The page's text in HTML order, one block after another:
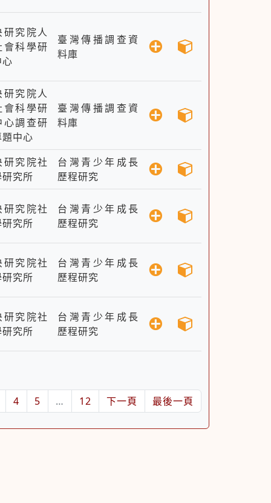
研究院人
會科學研
臺灣傳播調查資
料庫
研究院人
會科學研
心調查研
中心
臺灣傳播調查資
料庫
研究院社
究所
台灣青少年成長
歷程研究
研究院社
究所
台灣青少年成長
歷程研究
研究院社
究所
台灣青少年成長
歷程研究
研究院社
究所
台灣青少年成長
歷程研究
4 5 … 12 下一頁 最後一頁